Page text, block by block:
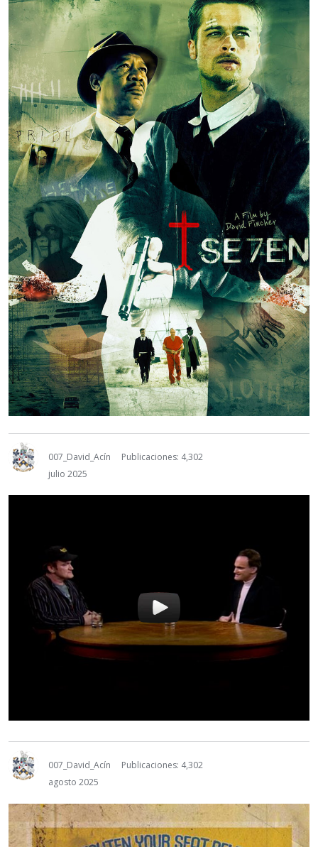
007_David_Acín
Publicaciones: 4,302
julio 2025
007_David_Acín
Publicaciones: 4,302
agosto 2025